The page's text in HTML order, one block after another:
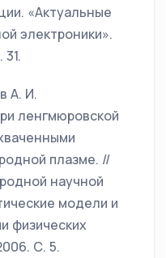
«Актуальные
электроники».
А. И.
ленгмюровской
плазме. //
научной
модели и
физических
С. 5.